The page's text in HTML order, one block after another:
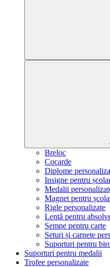
Breloc
Cocarde
Diplome
Insigne pentru
Medalii
Magnet pentru
Rigle personalizate
Lentă pentru
Semne pentru carte
Seturi și carnete
Suporturi pentru
Suporturi pentru medalii
Trofee personalizate